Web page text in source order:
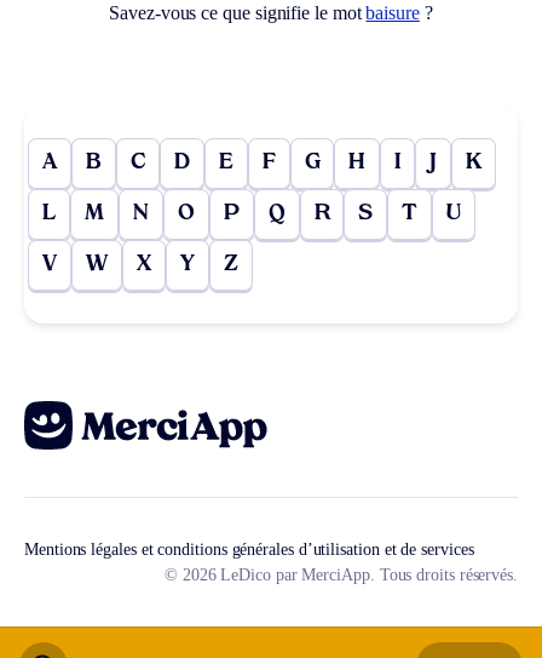
Savez-vous ce que signifie le motbaisure?
A B C D E F G H I J K
L M N O P Q R S T U
V W X Y Z
Mentions légales et conditions générales d’utilisation et de services
© 2026 LeDico par MerciApp. Tous droits réservés.